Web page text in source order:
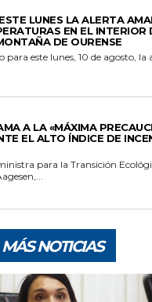
LUNES LA ALERTA
EN EL INTERIOR
DE OURENSE
para este lunes, 10 de agosto, la
A LA «MÁXIMA
EL ALTO ÍNDICE DE
para la Transición
MÁS NOTICIAS